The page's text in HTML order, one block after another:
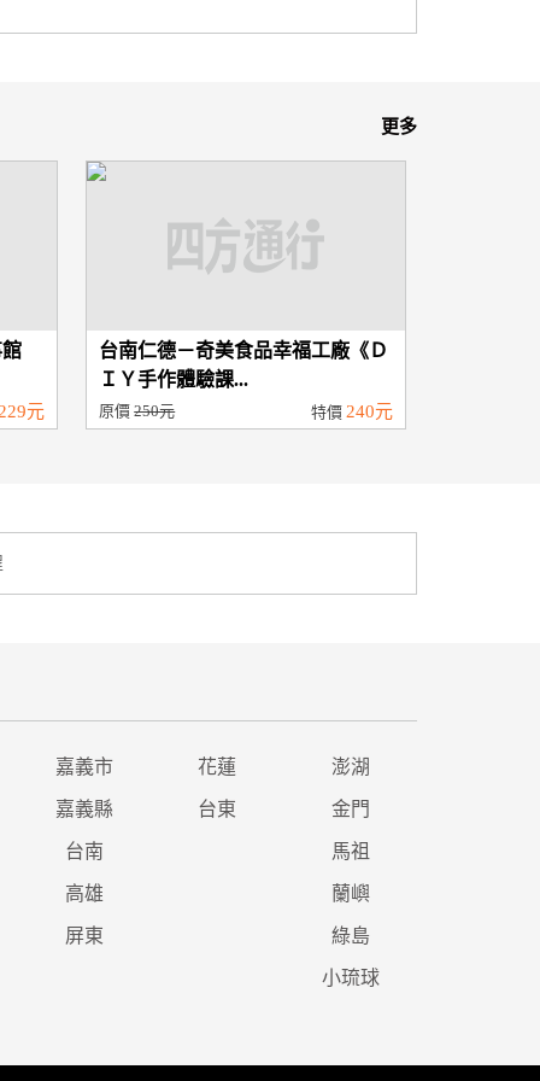
更多
元
台南仁德－奇美食品幸福工廠《Ｄ
ＩＹ手作體驗課...
原價250元 特價 240元
嘉義市 花蓮 澎湖
嘉義縣 台東 金門
台南 馬祖
高雄 蘭嶼
屏東 綠島
小琉球